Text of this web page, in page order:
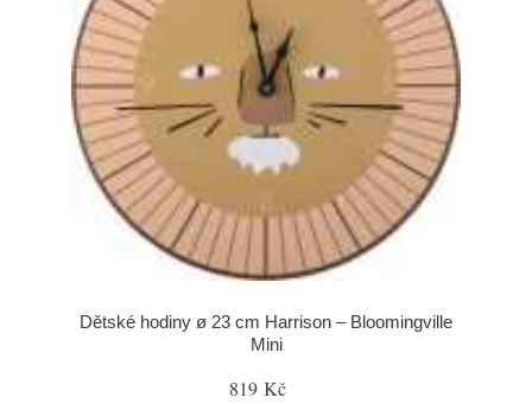
Dětské hodiny ø 23 cm Harrison – Bloomingville
Mini
819 Kč